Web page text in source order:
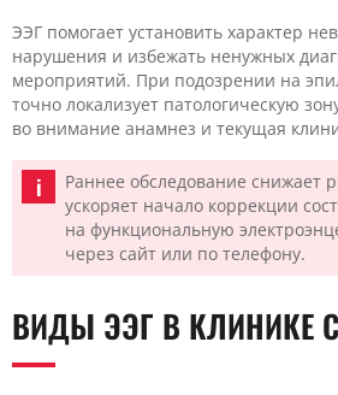
ЭЭГ помогает установить характер
нарушения и избежать ненужных
мероприятий. При подозрении на
точно локализует патологическую
во внимание анамнез и текущая
Раннее обследование снижает
ускоряет начало коррекции
на функциональную
через сайт или по телефону.
ВИДЫ ЭЭГ В КЛИНИКЕ